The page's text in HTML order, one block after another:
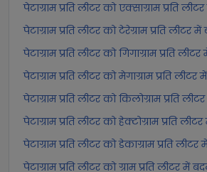
पेटाग्राम प्रति लीटर को एक्साग्राम प्रति
पेटाग्राम प्रति लीटर को टेरेग्राम प्रति लीटर
पेटाग्राम प्रति लीटर को गिगाग्राम प्रति
पेटाग्राम प्रति लीटर को मेगाग्राम प्रति
पेटाग्राम प्रति लीटर को किलोग्राम प्रति
पेटाग्राम प्रति लीटर को हेक्टोग्राम प्रति
पेटाग्राम प्रति लीटर को डेकाग्राम प्रति
पेटाग्राम प्रति लीटर को ग्राम प्रति लीटर में